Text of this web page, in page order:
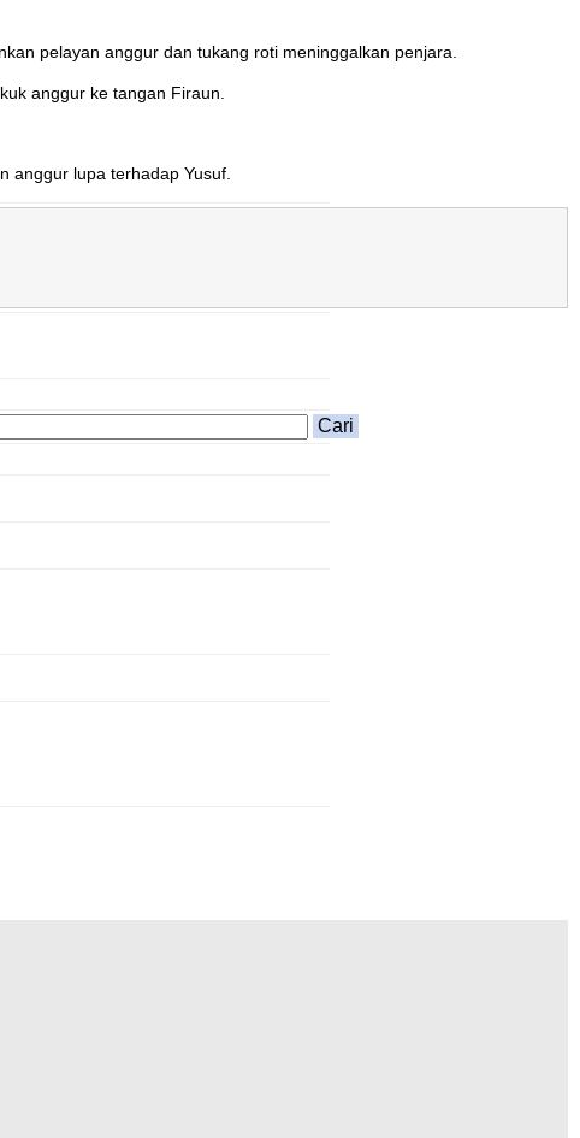
pelayan anggur dan tukang roti meninggalkan penjara.
anggur ke tangan Firaun.
anggur lupa terhadap Yusuf.